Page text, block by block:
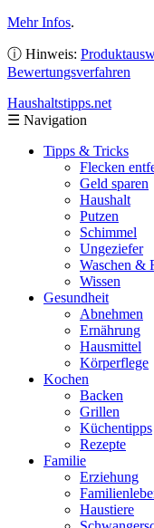
Mehr Infos.
ⓘ Hinweis:
Bewertungsverfahren
Haushaltstipps.net
☰ Navigation
Tipps & Tricks
Flecken
Geld sparen
Haushalt
Putzen
Schimmel
Ungeziefer
Waschen &
Wissen
Gesundheit
Abnehmen
Ernährung
Hausmittel
Körperflege
Kochen
Backen
Grillen
Küchentipps
Rezepte
Familie
Erziehung
Haustiere